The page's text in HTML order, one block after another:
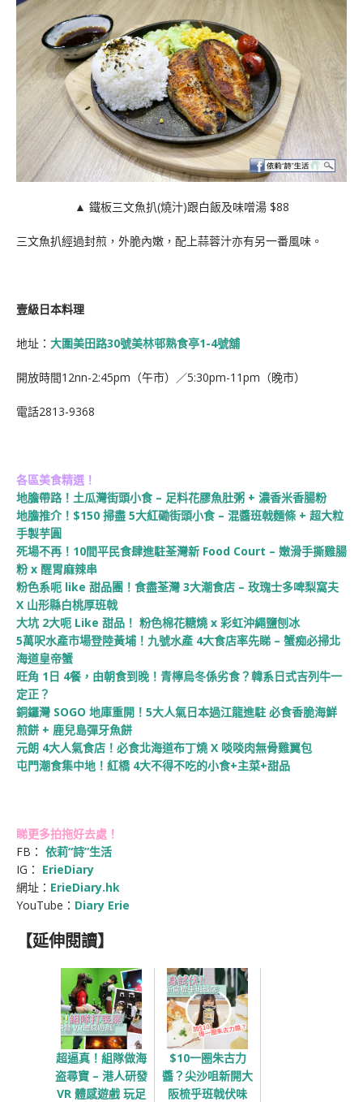
▲ 鐵板三文魚扒(燒汁)跟白飯及味噌湯 $88
三文魚扒經過封煎，外脆內嫩，配上蒜蓉汁亦有另一番風味。
壹級日本料理
地址： 大圍美田路30號美林邨熟食亭1-4號舖
開放時間12nn-2:45pm（午市）／5:30pm-11pm（晚市）
電話2813-9368
各區美食精選！
地膽帶路！土瓜灣街頭小食 – 足料花膠魚肚粥 + 濃香米香腸粉
地膽推介！$150 掃盡 5大紅磡街頭小食 – 混醬班戟麵條 + 超大粒
手製芋圓
死場不再！10間平民食肆進駐荃灣新 Food Court – 嫩滑手撕雞腸
粉 x 醒胃麻辣串
粉色系呃 like 甜品團！食盡荃灣 3大潮食店 – 玫瑰士多啤梨窩夫
X 山形縣白桃厚班戟
大坑 2大呃 Like 甜品！ 粉色棉花糖燒 x 彩虹沖繩鹽刨冰
5萬呎水產市場登陸黃埔！九號水產 4大食店率先睇 – 蟹痴必掃北
海道皇帝蟹
旺角 1日 4餐，由朝食到晚！青檸烏冬係劣食？韓系日式吉列牛一
定正？
銅鑼灣 SOGO 地庫重開！5大人氣日本過江龍進駐 必食香脆海鮮
煎餅 + 鹿兒島彈牙魚餅
元朗 4大人氣食店！必食北海道布丁燒 X 啖啖肉無骨雞翼包
屯門潮食集中地！紅橋 4大不得不吃的小食+主菜+甜品
睇更多拍拖好去處！
FB： 依莉“詩”生活
IG： ErieDiary
網址： ErieDiary.hk
YouTube： Diary Erie
【延伸閱讀】
超逼真！組隊做海
盗尋寶 – 港人研發
VR 體感遊戲 玩足
$10一圈朱古力
醬？尖沙咀新開大
阪梳乎班戟伏味